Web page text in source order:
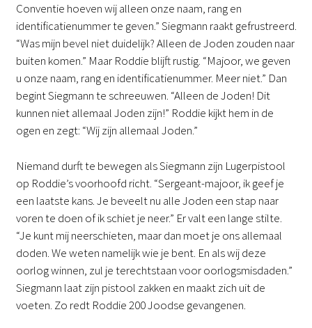
Conventie hoeven wij alleen onze naam, rang en
identificatienummer te geven.” Siegmann raakt gefrustreerd.
“Was mijn bevel niet duidelijk? Alleen de Joden zouden naar
buiten komen.” Maar Roddie blijft rustig. “Majoor, we geven
u onze naam, rang en identificatienummer. Meer niet.” Dan
begint Siegmann te schreeuwen. “Alleen de Joden! Dit
kunnen niet allemaal Joden zijn!” Roddie kijkt hem in de
ogen en zegt: “Wij zijn allemaal Joden.”
Niemand durft te bewegen als Siegmann zijn Lugerpistool
op Roddie’s voorhoofd richt. “Sergeant-majoor, ik geef je
een laatste kans. Je beveelt nu alle Joden een stap naar
voren te doen of ik schiet je neer.” Er valt een lange stilte.
“Je kunt mij neerschieten, maar dan moet je ons allemaal
doden. We weten namelijk wie je bent. En als wij deze
oorlog winnen, zul je terechtstaan voor oorlogsmisdaden.”
Siegmann laat zijn pistool zakken en maakt zich uit de
voeten. Zo redt Roddie 200 Joodse gevangenen.